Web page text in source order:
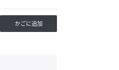
かごに追加